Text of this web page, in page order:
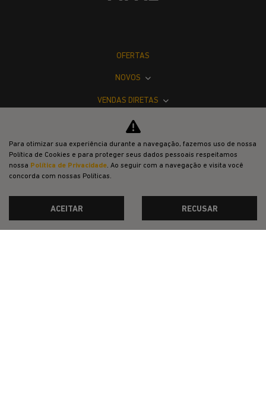
JEEP POWER
PESSOA FÍSICA
À VISTA POR R$ 124.990,00
Para otimizar sua experiência durante a navegação, fazemos uso de nossa
Política de Cookies e para proteger seus dados pessoais respeitamos
nossa Política de Privacidade. Ao seguir com a navegação e visita você
concorda com nossas Políticas.
ACEITAR RECUSAR